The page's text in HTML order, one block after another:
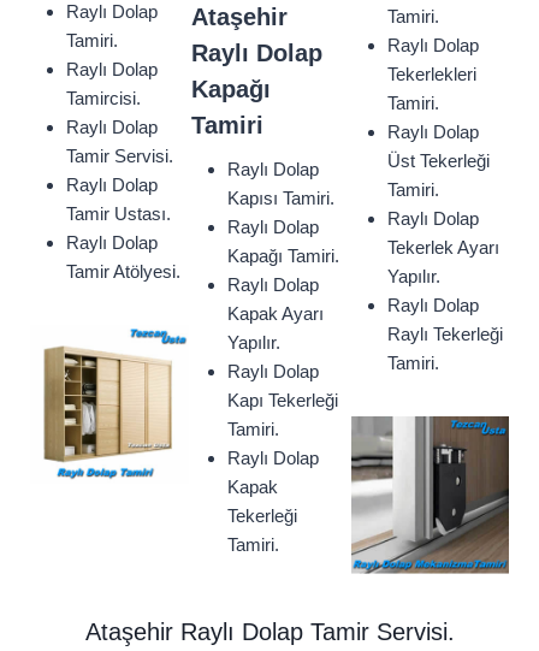
Raylı Dolap
Tamiri.
Raylı Dolap
Tamircisi.
Raylı Dolap
Tamir Servisi.
Raylı Dolap
Tamir Ustası.
Raylı Dolap
Tamir Atölyesi.
Ataşehir
Raylı Dolap
Kapağı
Tamiri
Raylı Dolap
Kapısı Tamiri.
Raylı Dolap
Kapağı Tamiri.
Raylı Dolap
Kapak Ayarı
Yapılır.
Raylı Dolap
Kapı Tekerleği
Tamiri.
Raylı Dolap
Kapak
Tekerleği
Tamiri.
Tamiri.
Raylı Dolap
Tekerlekleri
Tamiri.
Raylı Dolap
Üst Tekerleği
Tamiri.
Raylı Dolap
Tekerlek Ayarı
Yapılır.
Raylı Dolap
Raylı Tekerleği
Tamiri.
Ataşehir Raylı Dolap Tamir Servisi.